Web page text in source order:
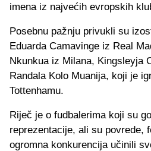
imena iz najvećih evropskih
Posebnu pažnju privukli su
Eduarda Camavinge iz Real
Nkunkua iz Milana, Kingsleyja
Randala Kolo Muanija, koji je
Tottenhamu.
Riječ je o fudbalerima koji su
reprezentacije, ali su povrede,
ogromna konkurencija učinili